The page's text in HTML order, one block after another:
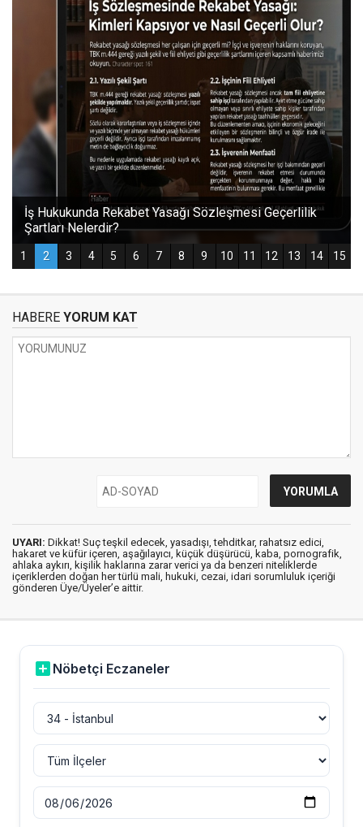
HABERE YORUM KAT
UYARI: Dikkat! Suç teşkil edecek, yasadışı, tehditkar, rahatsız edici,
hakaret ve küfür içeren, aşağılayıcı, küçük düşürücü, kaba, pornografik,
ahlaka aykırı, kişilik haklarına zarar verici ya da benzeri niteliklerde
içeriklerden doğan her türlü mali, hukuki, cezai, idari sorumluluk içeriği
gönderen Üye/Üyeler’e aittir.